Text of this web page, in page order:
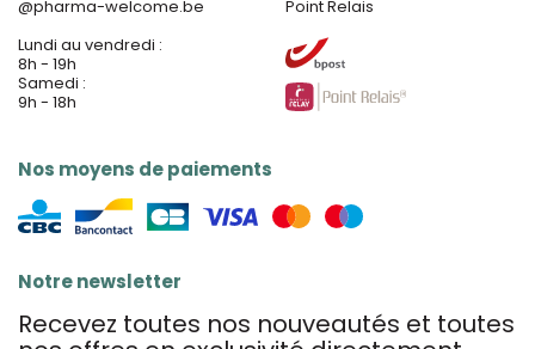
@pharma-welcome.be
Lundi au vendredi :
8h - 19h
Samedi :
9h - 18h
Nos moyens de paiements
Point Relais
Notre newsletter
Recevez toutes nos nouveautés et toutes